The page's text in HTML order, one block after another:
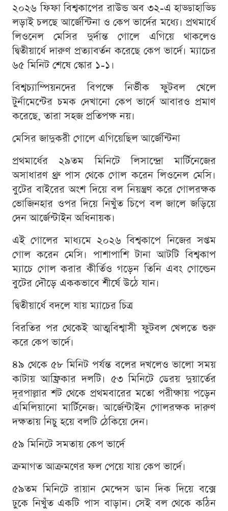
২০২৬ ফিফা বিশ্বকাপের রাউন্ড অব ৩২-এ হাড্ডাহাড্ডি
লড়াই চলছে আর্জেন্টিনা ও কেপ ভার্দের মধ্যে। প্রথমার্ধে
লিওনেল মেসির দুর্দান্ত গোলে এগিয়ে থাকলেও
দ্বিতীয়ার্ধে দারুণ প্রত্যাবর্তন করেছে কেপ ভার্দে। ম্যাচের
৬৫ মিনিট শেষে স্কোর ১-১।
বিশ্বচ্যাম্পিয়নদের বিপক্ষে নির্ভীক ফুটবল খেলে
টুর্নামেন্টের চমক দেখানো কেপ ভার্দে আবারও প্রমাণ
করেছে, তারা সহজ প্রতিপক্ষ নয়।
মেসির জাদুকরী গোলে এগিয়েছিল আর্জেন্টিনা
প্রথমার্ধের ২৯তম মিনিটে লিসান্দ্রো মার্টিনেজের
অসাধারণ থ্রু পাস থেকে গোল করেন লিওনেল মেসি।
বুটের বাইরের অংশ দিয়ে বল নিয়ন্ত্রণ করে গোলরক্ষক
ভোজিনহার ওপর দিয়ে নিখুঁত চিপে বল জালে জড়িয়ে
দেন আর্জেন্টাইন অধিনায়ক।
এই গোলের মাধ্যমে ২০২৬ বিশ্বকাপে নিজের সপ্তম
গোল করেন মেসি। পাশাপাশি টানা আটটি বিশ্বকাপ
ম্যাচে গোল করার কীর্তিও গড়েন তিনি এবং গোল্ডেন
বুটের দৌড়ে এককভাবে শীর্ষে উঠে যান।
দ্বিতীয়ার্ধে বদলে যায় ম্যাচের চিত্র
বিরতির পর থেকেই আত্মবিশ্বাসী ফুটবল খেলতে শুরু
করে কেপ ভার্দে।
৪৯ থেকে ৫৮ মিনিট পর্যন্ত বলের দখলেও ভালো সময়
কাটায় আফ্রিকার দলটি। ৫৩ মিনিটে ডেরয় দুয়ার্তের
দূরপাল্লার শট থেকে প্রথমবারের মতো পরীক্ষায় পড়েন
এমিলিয়ানো মার্টিনেজ। আর্জেন্টাইন গোলরক্ষক দারুণ
দক্ষতায় নিচু হয়ে বলটি ঠেকিয়ে দেন।
৫৯ মিনিটে সমতায় কেপ ভার্দে
ক্রমাগত আক্রমণের ফল পেয়ে যায় কেপ ভার্দে।
৫৯তম মিনিটে রায়ান মেন্দেস ডান দিক দিয়ে বক্সে
ঢুকে নিখুঁত একটি পাস বাড়ান। সেই বল থেকে কঠিন